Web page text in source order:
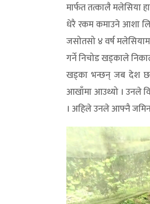
मार्फत तत्कालै मलेसिया
धेरै रकम कमाउने आशा
जसोतसो ४ वर्ष
गर्ने निचोड खड्काले
खड्का भन्छन् जब देश
आखाँमा आउथ्यो । उनले
। अहिले उनले आफ्नै